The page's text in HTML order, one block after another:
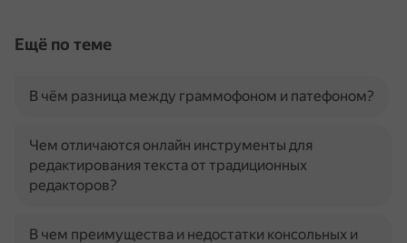
Ещё по теме
В чём разница между граммофоном и патефоном?
Чем отличаются онлайн инструменты для
редактирования текста от традиционных
редакторов?
В чем преимущества и недостатки консольных и